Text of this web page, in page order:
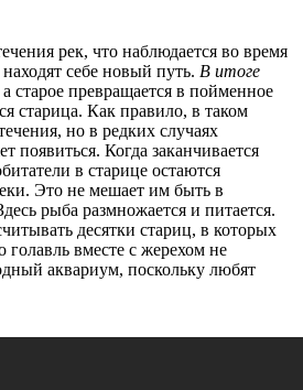
рек, что наблюдается во время
себе новый путь. В итоге
старое превращается в пойменное
старица. Как правило, в таком
но в редких случаях
появиться. Когда заканчивается
в старице остаются
Это не мешает им быть в
рыба размножается и питается.
десятки стариц, в которых
вместе с жерехом не
аквариум, поскольку любят